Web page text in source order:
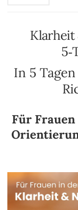
Klarheit
In 5
Für